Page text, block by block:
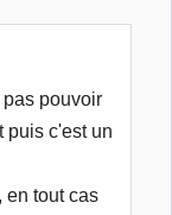
pouvoir
puis c'est un
en tout cas